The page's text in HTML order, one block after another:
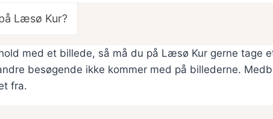
Læsø Kur?
med et billede, så må du på Læsø Kur gerne tage
besøgende ikke kommer med på billederne.
fra.